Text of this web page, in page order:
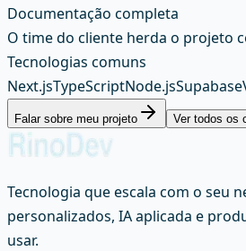
Documentação completa
O time do cliente herda o projeto
Tecnologias comuns
Next.jsTypeScriptNode.jsSupabase
Falar sobre meu projeto Ver todos os
Tecnologia que escala com o seu
personalizados, IA aplicada e
usar.